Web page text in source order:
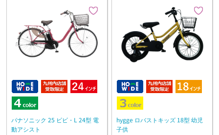
パナソニック 25 ビビ・L 24型 電
動アシスト
hygge ロバストキッズ 18型 幼児
子供